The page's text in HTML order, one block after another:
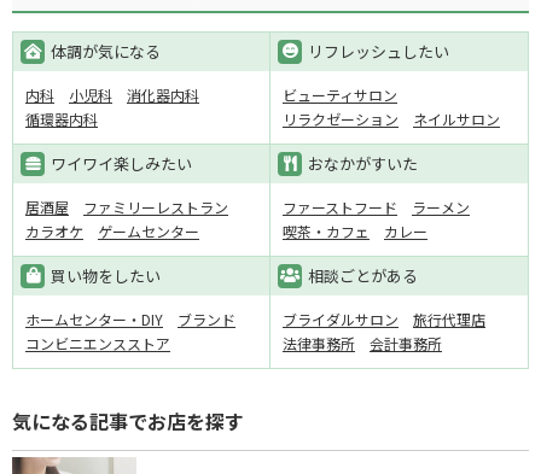
体調が気になる
内科 小児科
消化器内科
循環器内科
リフレッシュしたい
ビューティサロン
リラクゼーション
ネイルサロン
ワイワイ楽しみたい
居酒屋
ファミリーレストラン
カラオケ
ゲームセンター
おなかがすいた
ファーストフード
ラーメン
喫茶・カフェ
カレー
買い物をしたい
ホームセンター・DIY
ブランド
コンビニエンスストア
相談ごとがある
ブライダルサロン
旅行代理店
法律事務所
会計事務所
気になる記事でお店を探す